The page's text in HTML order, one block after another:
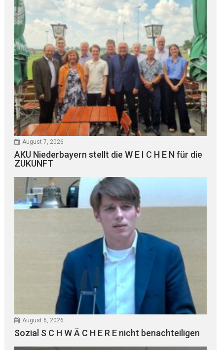
August 7, 2026
AKU Niederbayern stellt die W E I C H E N für die
ZUKUNFT
August 6, 2026
Sozial S C H W Ä C H E R E nicht benachteiligen